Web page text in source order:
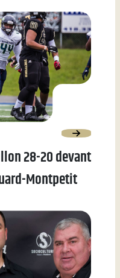
28-20 devant
Montpetit